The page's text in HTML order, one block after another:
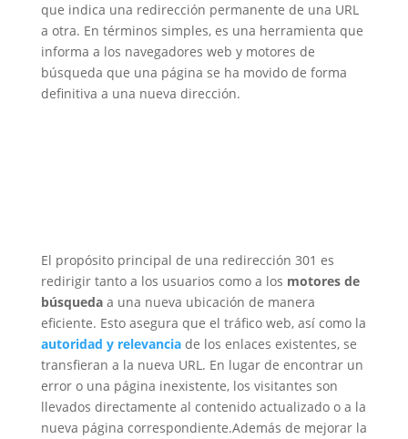
que indica una redirección permanente de una URL
a otra. En términos simples, es una herramienta que
informa a los navegadores web y motores de
búsqueda que una página se ha movido de forma
definitiva a una nueva dirección.
El propósito principal de una redirección 301 es
redirigir tanto a los usuarios como a los motores de
búsqueda a una nueva ubicación de manera
eficiente. Esto asegura que el tráfico web, así como la
autoridad y relevanciade los enlaces existentes, se
transfieran a la nueva URL. En lugar de encontrar un
error o una página inexistente, los visitantes son
llevados directamente al contenido actualizado o a la
nueva página correspondiente.Además de mejorar la